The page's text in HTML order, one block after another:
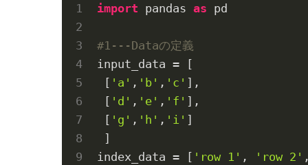
import pandas as pd
#1---Dataの定義
input_data = [
[ 'a' , 'b' , 'c' ],
[ 'd' , 'e' , 'f' ],
[ 'g' , 'h' , 'i' ]
]
index_data = [ 'row 1' , 'row 2'